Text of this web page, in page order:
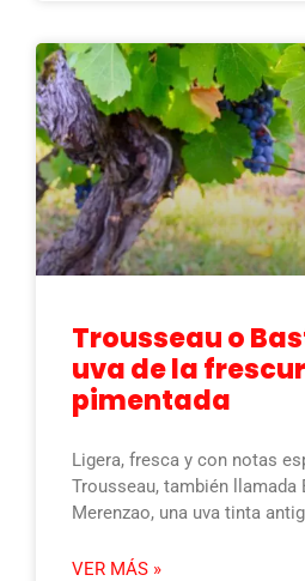
Trousseau o
uva de la
pimentada
Ligera, fresca y con notas
Trousseau, también llamada
Merenzao, una uva tinta
VER MÁS »